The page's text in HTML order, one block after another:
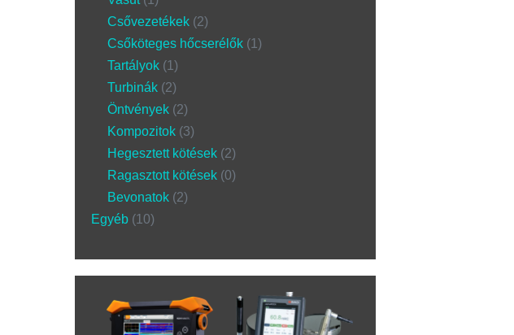
Csővezetékek 2
Csőköteges hőcserélők 1
Tartályok 1
Turbinák 2
Öntvények 2
Kompozitok 3
Hegesztett kötések 2
Ragasztott kötések 0
Bevonatok 2
Egyéb 10